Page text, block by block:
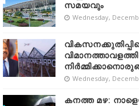
സമയവും
Wednesday,
Wednesday,
കനത്ത മഴ: